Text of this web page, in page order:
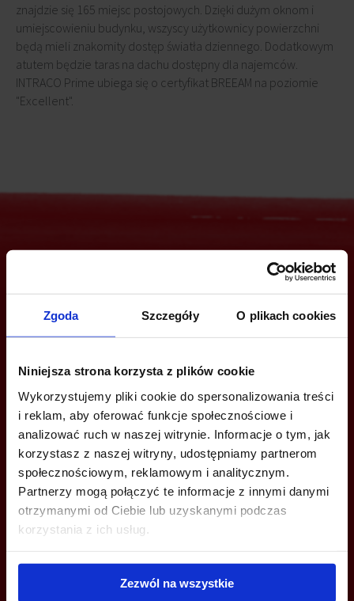
Zgoda Szczegóły O plikach cookies
Niniejsza strona korzysta z plików cookie
Wykorzystujemy pliki cookie do spersonalizowania treści
i reklam, aby oferować funkcje społecznościowe i
analizować ruch w naszej witrynie. Informacje o tym, jak
korzystasz z naszej witryny, udostępniamy partnerom
społecznościowym, reklamowym i analitycznym.
Partnerzy mogą połączyć te informacje z innymi danymi
otrzymanymi od Ciebie lub uzyskanymi podczas
korzystania z ich usług.
Zezwól na wszystkie
znajdzie się 165 miejsc postojowych. Dzięki dużym oknom i
umiejscowieniu budynku, wszyscy użytkownicy powierzchni
będą mieli znakomity dostęp światła dziennego. Dodatkowym
atutem będzie taras na dachu dostępny dla najemców.
INTRACO Prime ubiega się o certyfikat BREEAM na poziomie
"Excellent".
Jesteś zainteresowany tą ofertą?
+48 22 167 04 00
info@bazabiur.pl
MOŻESZ TEŻ ZOSTAWIĆ SWÓJ NUMER, A MY SKONTAKTUJEMY SIĘ
Z TOBĄ